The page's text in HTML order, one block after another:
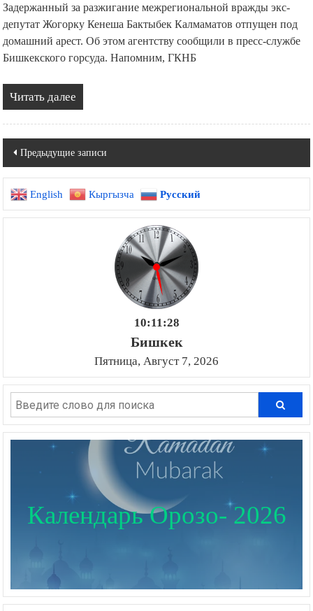
Задержанный за разжигание межрегиональной вражды экс-
депутат Жогорку Кенеша Бактыбек Калмаматов отпущен под
домашний арест. Об этом агентству сообщили в пресс-службе
Бишкекского горсуда. Напомним, ГКНБ
Читать далее
Навигация
по
записям
Предыдущие записи
English Кыргызча Русский
10:11:29
Бишкек
Пятница, Август 7, 2026
Календарь Орозо- 2026